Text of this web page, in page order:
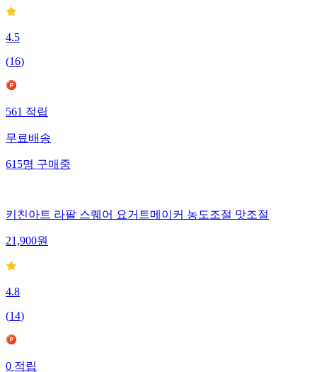
4.5
(16)
561적립
무료배송
615명구매중
키친아트 라팔 스퀘어 요거트메이커 농도조절 맛조절
21,900원
4.8
(14)